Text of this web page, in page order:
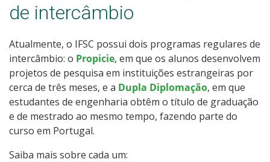
de intercâmbio
Atualmente, o IFSC possui dois programas regulares de
intercâmbio: o Propicie, em que os alunos desenvolvem
projetos de pesquisa em instituições estrangeiras por
cerca de três meses, e a Dupla Diplomação, em que
estudantes de engenharia obtêm o título de graduação
e de mestrado ao mesmo tempo, fazendo parte do
curso em Portugal.
Saiba mais sobre cada um: